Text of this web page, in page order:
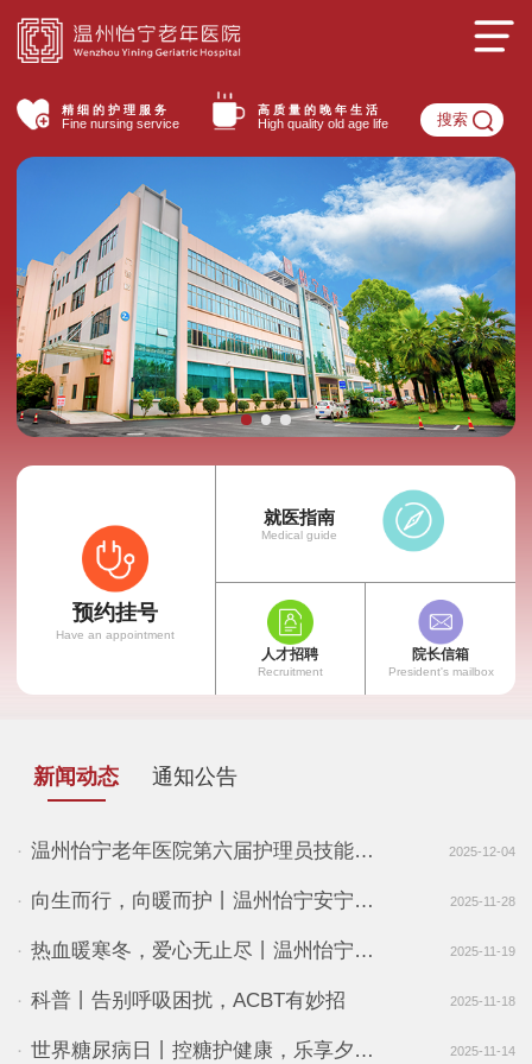
精细的护理服务
Fine nursing service
高质量的晚年生活
High quality old age life 搜索
预约挂号
Have an appointment
就医指南
Medical guide
人才招聘
Recruitment
院长信箱
President's mailbox
新闻动态 通知公告
· 温州怡宁老年医院第六届护理员技能比赛丨以技赋能・匠心护康 2025-12-04
· 向生而行，向暖而护丨温州怡宁安宁疗护与生命尊严工作坊 2025-11-28
· 热血暖寒冬，爱心无止尽丨温州怡宁老年医院爱心献血活动 2025-11-19
· 科普丨告别呼吸困扰，ACBT有妙招 2025-11-18
· 世界糖尿病日丨控糖护健康，乐享夕阳红 2025-11-14